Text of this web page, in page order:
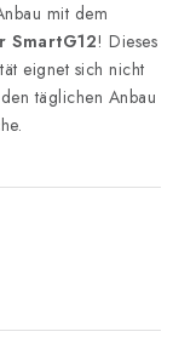
mit dem
SmartG12! Dieses
eignet sich nicht
täglichen Anbau